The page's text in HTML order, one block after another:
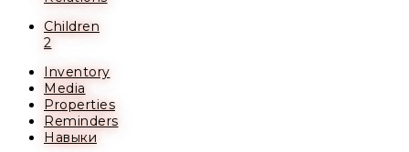
Children
2
Inventory
Media
Properties
Reminders
Навыки